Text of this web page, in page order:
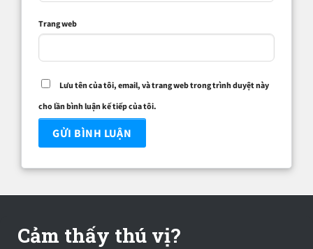
Trang web
Lưu tên của tôi, email, và trang web trong trình duyệt này
cho lần bình luận kế tiếp của tôi.
Cảm thấy thú vị?